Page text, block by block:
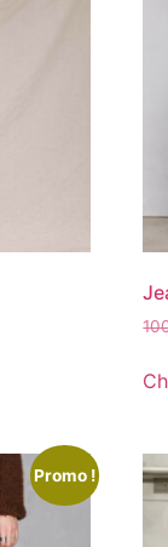
Promo !